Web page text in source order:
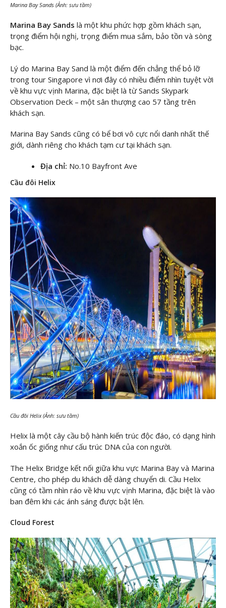
Marina Bay Sands (Ảnh: sưu tầm)
Marina Bay Sands là một khu phức hợp gồm khách sạn,
trọng điểm hội nghị, trọng điểm mua sắm, bảo tồn và sòng
bạc.
Lý do Marina Bay Sand là một điểm đến chẳng thể bỏ lỡ
trong tour Singapore vì nơi đây có nhiều điểm nhìn tuyệt vời
về khu vực vịnh Marina, đặc biệt là từ Sands Skypark
Observation Deck – một sân thượng cao 57 tầng trên
khách sạn.
Marina Bay Sands cũng có bể bơi vô cực nổi danh nhất thế
giới, dành riêng cho khách tạm cư tại khách sạn.
Địa chỉ: No.10 Bayfront Ave
Cầu đôi Helix
Cầu đôi Helix (Ảnh: sưu tầm)
Helix là một cây cầu bộ hành kiến trúc độc đáo, có dạng hình
xoắn ốc giống như cấu trúc DNA của con người.
The Helix Bridge kết nối giữa khu vực Marina Bay và Marina
Centre, cho phép du khách dễ dàng chuyển di. Cầu Helix
cũng có tầm nhìn ráo về khu vực vịnh Marina, đặc biệt là vào
ban đêm khi các ánh sáng được bật lên.
Cloud Forest